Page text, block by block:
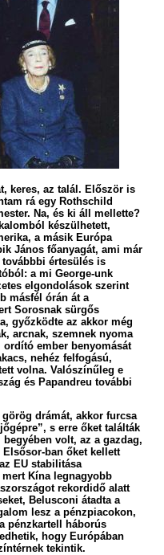
keres, az talál. Először is
rá egy Rothschild
Na, és ki áll mellette?
készülhetett,
a másik Európa
János főanyagát, ami már
értesülés is
a mi George-unk
elgondolások szerint
másfél órán át a
Sorosnak sürgős
győzködte az akkor még
arcnak, szemnek nyoma
ember benyomását
nehéz felfogású,
volna. Valószínűleg e
és Papandreu további
drámát, akkor furcsa
s erre őket találták
volt, az a gazdag,
ban őket kellett
EU stabilitása
Kína legnagyobb
rekordidő alatt
Belusconi átadta a
lesz a pénzpiacokon,
pénzkartell háborús
hogy Európában
tekintik.